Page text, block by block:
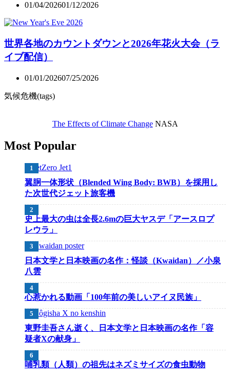
01/04/202601/12/2026
世界各地のカウントダウンと2026年花火大会（ラ
イブ配信）
01/01/202607/25/2026
気候危機(tags)
The Effects of Climate ChangeNASA
Most Popular
翼胴一体形状（Blended Wing Body: BWB）を採用し
た次世代ジェット旅客機
史上最大の虫は全長2.6mの巨大ヤスデ「アースロプ
レウラ」
日本文学と日本映画の名作：怪談（Kwaidan）／小泉
八雲
心惹かれる動画「100年前の美しいアイヌ民族」
東野圭吾さん逝く、日本文学と日本映画の名作「容
疑者Xの献身」
哺乳類（人類）の祖先はネズミサイズの食虫動物